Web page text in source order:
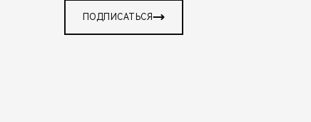
ПОДПИСАТЬСЯ